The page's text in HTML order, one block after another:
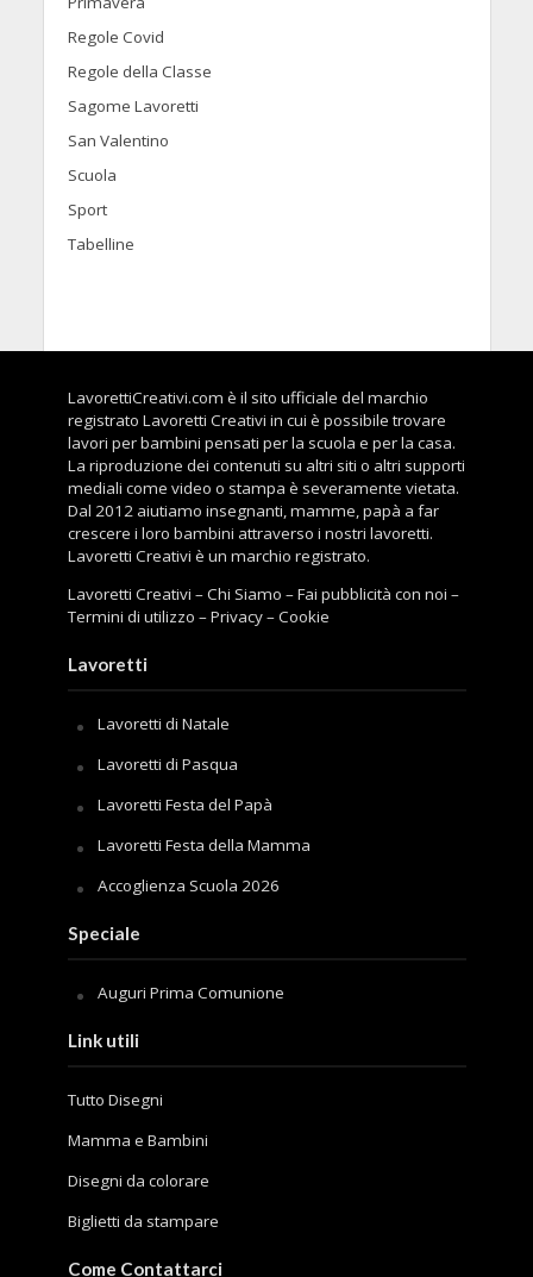
Regole Covid
Regole della Classe
Sagome Lavoretti
San Valentino
Scuola
Sport
Tabelline
LavorettiCreativi.com è il sito ufficiale del marchio
registrato Lavoretti Creativi in cui è possibile trovare
lavori per bambini pensati per la scuola e per la casa.
La riproduzione dei contenuti su altri siti o altri supporti
mediali come video o stampa è severamente vietata.
Dal 2012 aiutiamo insegnanti, mamme, papà a far
crescere i loro bambini attraverso i nostri lavoretti.
Lavoretti Creativi è un marchio registrato.
Lavoretti Creativi –Chi Siamo –Fai pubblicità con noi –
Termini di utilizzo –Privacy–Cookie
Lavoretti
Lavoretti di Natale
Lavoretti di Pasqua
Lavoretti Festa del Papà
Lavoretti Festa della Mamma
Accoglienza Scuola 2026
Speciale
Auguri Prima Comunione
Link utili
Tutto Disegni
Mamma e Bambini
Disegni da colorare
Biglietti da stampare
Come Contattarci